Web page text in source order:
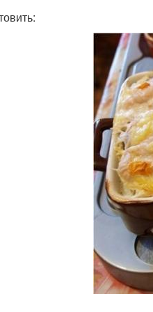
с картошкой
с грибами